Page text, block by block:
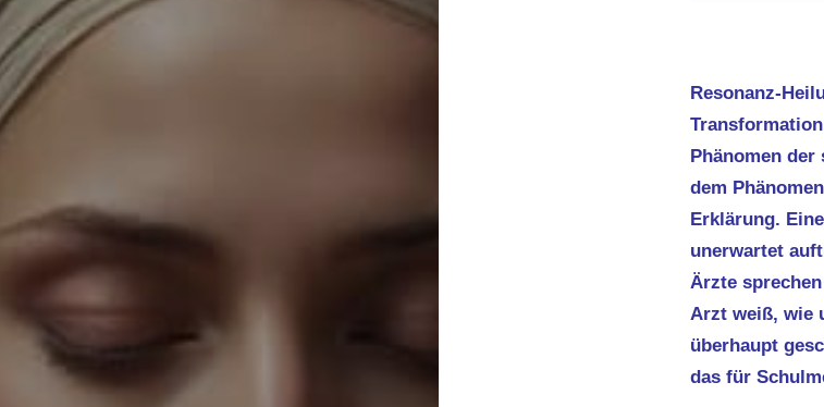
Resonanz-
Phänomen
dem
Erklärung.
unerwartet
Ärzte
Arzt weiß, wie
überhaupt
das für